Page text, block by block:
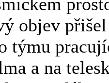
objev
týmu
a na